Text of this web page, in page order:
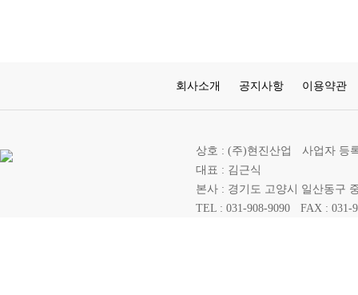
회사소개 공지사항 이용약관
상호 : (주)현진산업
사업자 등
대표 : 김근식
본사 : 경기도 고양시 일산동구
TEL : 031-908-9090
FAX : 031-